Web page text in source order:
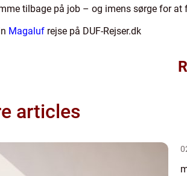
tilbage på job – og imens sørge for
Magaluf rejse på DUF-Rejser.dk
articles